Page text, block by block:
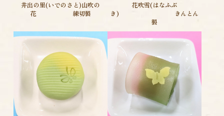
井出の里(いでのさと)山吹の
花 練切製
花吹雪(はなふぶ
き) きんとん
製